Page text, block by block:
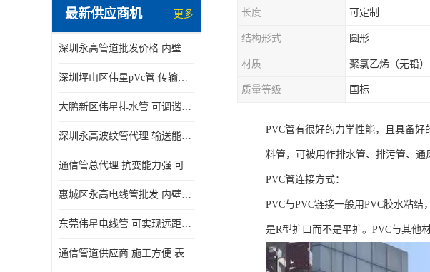
最新供应商机 更多
深圳永高管道批发价格 内壁光滑 抗震性能好
深圳坪山区伟星pVc管 传输损耗小 频率稳定性好
大鹏新区伟星排水管 可调谐性好 大功率 效率高
深圳永高波纹管代理 输送能力强 可以承受高温
通信管总代理 抗变能力强 可耐强震 扭曲
惠城区永高电线管批发 内壁光滑 抗震性能好
东莞伟星电线管 可实现远距离通信 频率稳定性好
通信管道供应商 施工方便 表面电阻系数大
长度 可定制
结构形式 圆形
材质 聚氯乙烯（无铅）
质量等级 国标
PVC管有很好的力学性能，且具备
料管，可被用作排水管、排污管、通
PVC管连接方式：
PVC与PVC链接一般用PVC胶水粘
是R型扩口而不是平扩。PVC与其他